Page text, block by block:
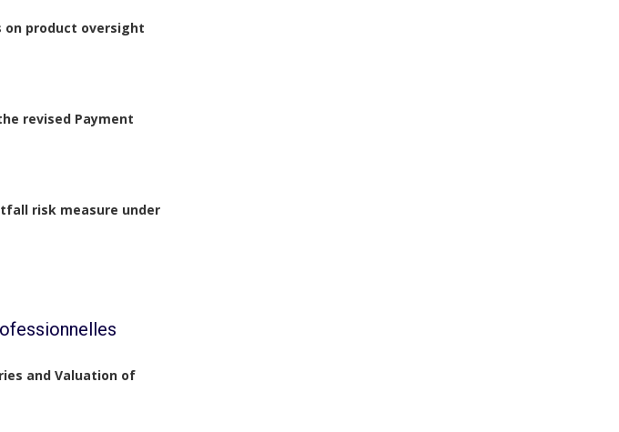
on product oversight
revised Payment
risk measure under
and Valuation of